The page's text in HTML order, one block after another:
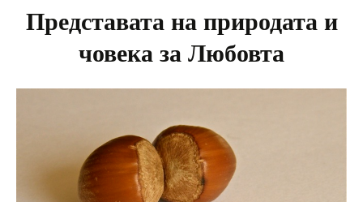
Представата на природата и
човека за Любовта